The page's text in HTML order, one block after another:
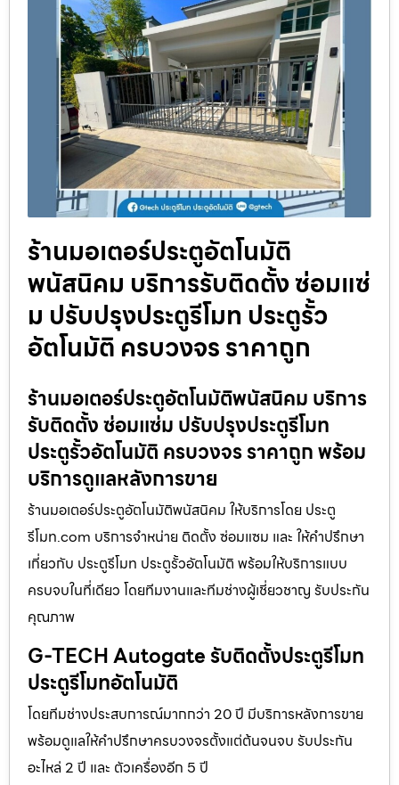
ร้านมอเตอร์ประตูอัตโนมัติ
พนัสนิคม บริการรับติดตั้ง ซ่อมแซ่
ม ปรับปรุงประตูรีโมท ประตูรั้ว
อัตโนมัติ ครบวงจร ราคาถูก
ร้านมอเตอร์ประตูอัตโนมัติพนัสนิคม บริการ
รับติดตั้ง ซ่อมแซ่ม ปรับปรุงประตูรีโมท
ประตูรั้วอัตโนมัติ ครบวงจร ราคาถูก พร้อม
บริการดูแลหลังการขาย
ร้านมอเตอร์ประตูอัตโนมัติพนัสนิคม ให้บริการโดย ประตู
รีโมท.com บริการจำหน่าย ติดตั้ง ซ่อมแซม และ ให้คำปรึกษา
เกี่ยวกับ ประตูรีโมท ประตูรั้วอัตโนมัติ พร้อมให้บริการแบบ
ครบจบในที่เดียว โดยทีมงานและทีมช่างผู้เชี่ยวชาญ รับประกัน
คุณภาพ
G-TECH Autogate รับติดตั้งประตูรีโมท
ประตูรีโมทอัตโนมัติ
โดยทีมช่างประสบการณ์มากกว่า 20 ปี มีบริการหลังการขาย
พร้อมดูแลให้คำปรึกษาครบวงจรตั้งแต่ต้นจนจบ รับประกัน
อะไหล่ 2 ปี และ ตัวเครื่องอีก 5 ปี